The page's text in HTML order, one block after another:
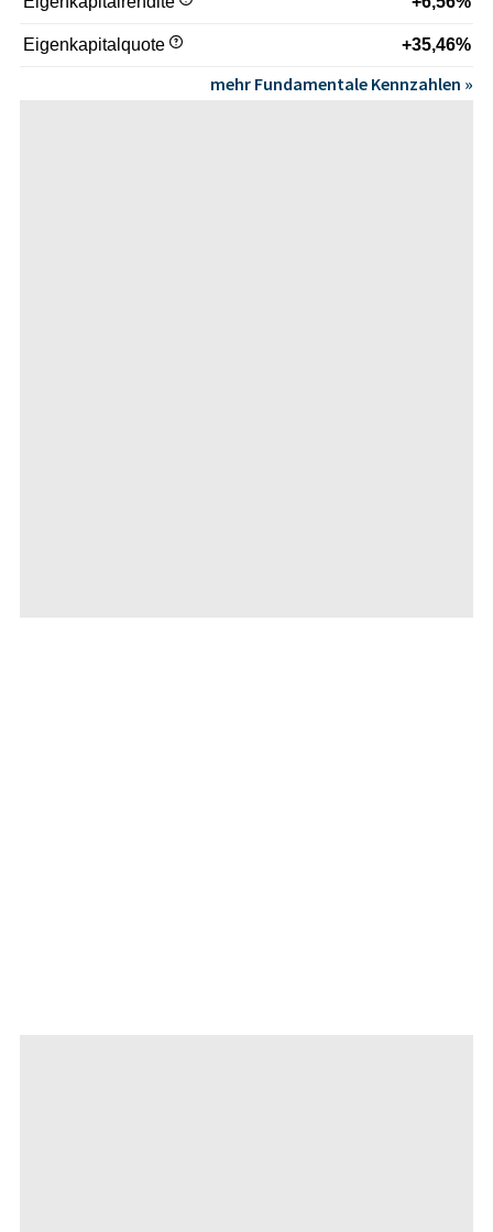
Eigenkapitalquote +35,46%
mehr Fundamentale Kennzahlen »